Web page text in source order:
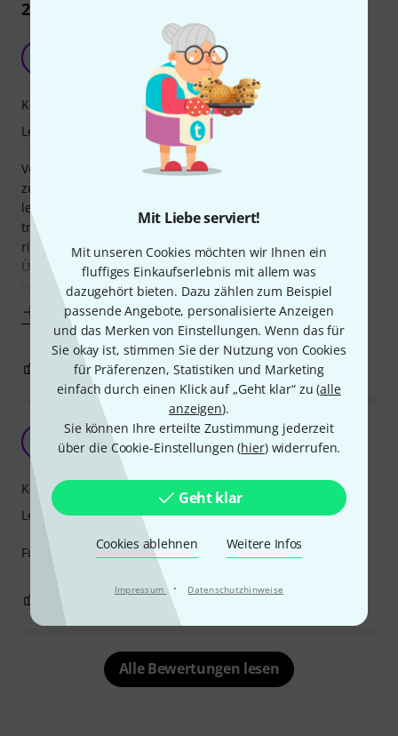
Mit Liebe serviert!
Mit unseren Cookies möchten wir Ihnen ein
fluffiges Einkaufserlebnis mit allem was
dazugehört bieten. Dazu zählen zum Beispiel
passende Angebote, personalisierte Anzeigen
und das Merken von Einstellungen. Wenn das für
Sie okay ist, stimmen Sie der Nutzung von Cookies
für Präferenzen, Statistiken und Marketing
einfach durch einen Klick auf „Geht klar“ zu (alle
anzeigen).
Sie können Ihre erteilte Zustimmung jederzeit
über die Cookie-Einstellungen (hier) widerrufen.
Geht klar
Cookies ablehnen Weitere Infos
Impressum · Datenschutzhinweise
2Rezensionen
Bestens geeignet für Anfänger des Singens
Frank401 30.11.2012
Voice Basics beschreibt sehr gut verständlich die Schritte
zum Trainieren der Stimme. Auch Sänger, die keine Noten
lesen können, haben eine gute Möglichkeit ihre Stimme zu
trainieren, indem Sie zu den Beispielen der CD singen, die
richtig gute Tonleiter-, Dreiklang- und andere
Übungstonfolgen auf aufsteigenden Tonarten am Klavier
vorspielt (quasi wie ein Gesangslehrer
Mehr anzeigen
Kompetenz
Lernfaktor
2 BEWERTUNG MELDEN
Hoher Lernfaktor :)
EstherSchadt 13.08.2023
Für Anfänger absolut empfehlenswert!
Kompetenz
Lernfaktor
BEWERTUNG MELDEN
Alle Bewertungen lesen